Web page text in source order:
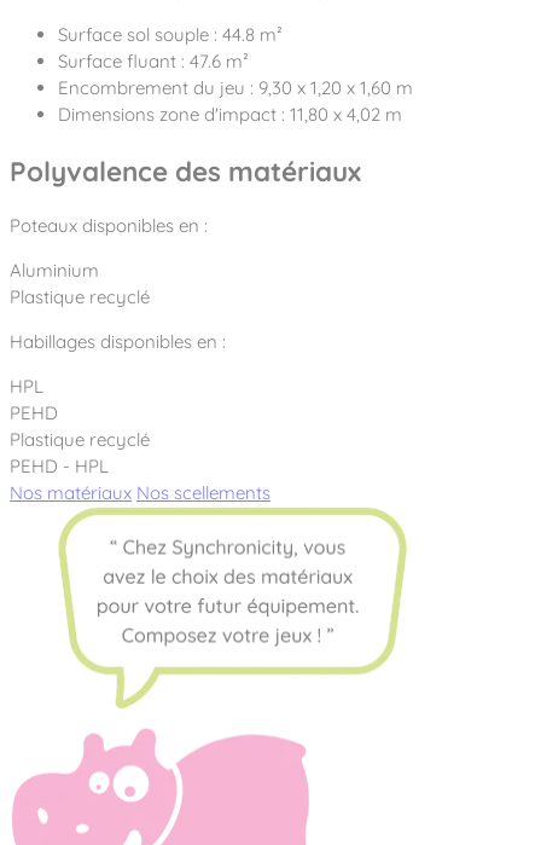
Surface sol souple : 44.8 m²
Surface fluant : 47.6 m²
Encombrement du jeu : 9,30 x 1,20 x 1,60 m
Dimensions zone d'impact : 11,80 x 4,02 m
Polyvalence des matériaux
Poteaux disponibles en :
Aluminium
Plastique recyclé
Habillages disponibles en :
HPL
PEHD
Plastique recyclé
PEHD - HPL
Nos matériaux Nos scellements